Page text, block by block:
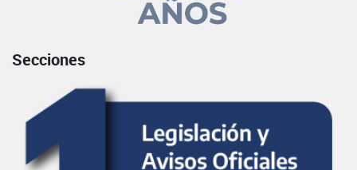
Secciones